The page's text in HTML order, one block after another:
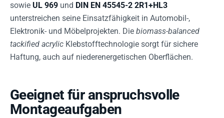
sowie UL 969 und DIN EN 45545-2 2R1+HL3
unterstreichen seine Einsatzfähigkeit in Automobil-,
Elektronik- und Möbelprojekten. Die biomass-balanced
tackified acrylic Klebstofftechnologie sorgt für sichere
Haftung, auch auf niederenergetischen Oberflächen.
Geeignet für anspruchsvolle
Montageaufgaben